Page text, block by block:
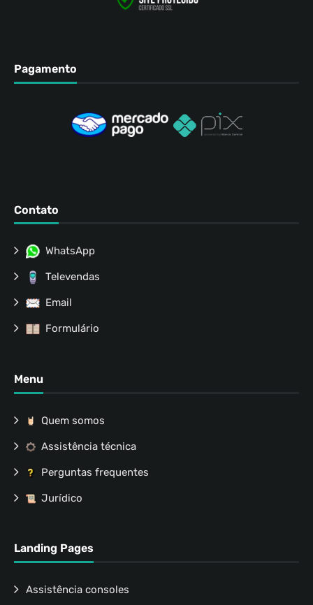
Pagamento
Contato
WhatsApp
Televendas
Email
Formulário
Menu
Quem somos
Assistência técnica
Perguntas frequentes
Jurídico
Landing Pages
Assistência consoles